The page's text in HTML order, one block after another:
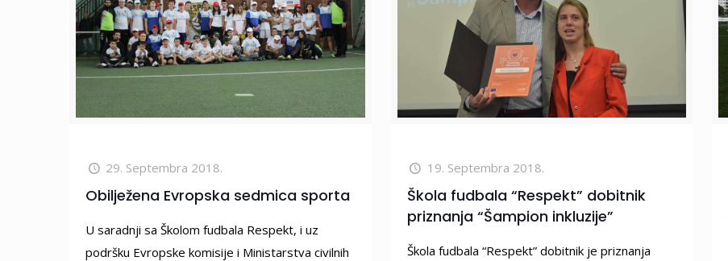
29. Septembra 2018.
Obilježena Evropska sedmica sporta
U saradnji sa Školom fudbala Respekt, i uz
podršku Evropske komisije i Ministarstva civilnih
19. Septembra 2018.
Škola fudbala “Respekt” dobitnik
priznanja “Šampion inkluzije”
Škola fudbala “Respekt” dobitnik je priznanja